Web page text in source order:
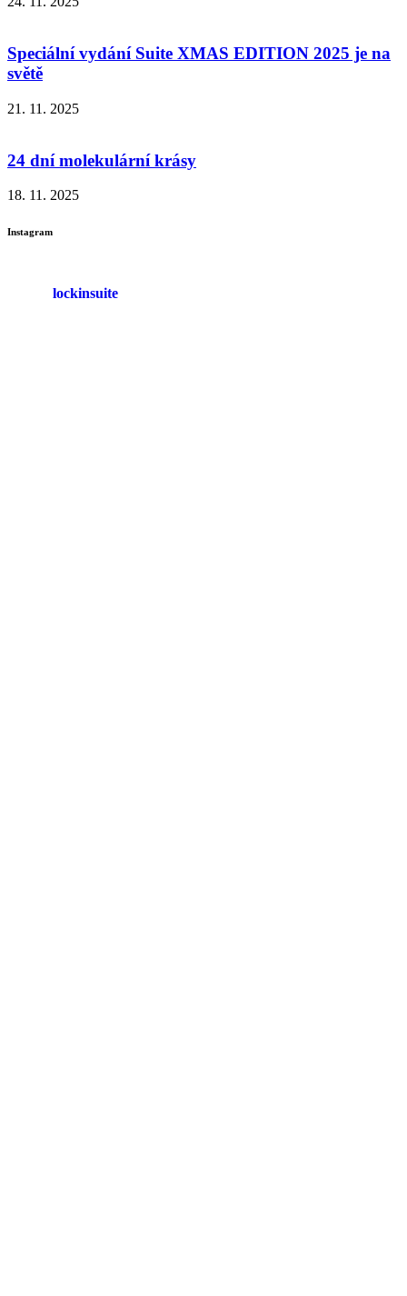
Speciální vydání Suite XMAS EDITION 2025 je na
světě
21. 11. 2025
24 dní molekulární krásy
18. 11. 2025
Instagram
lockinsuite